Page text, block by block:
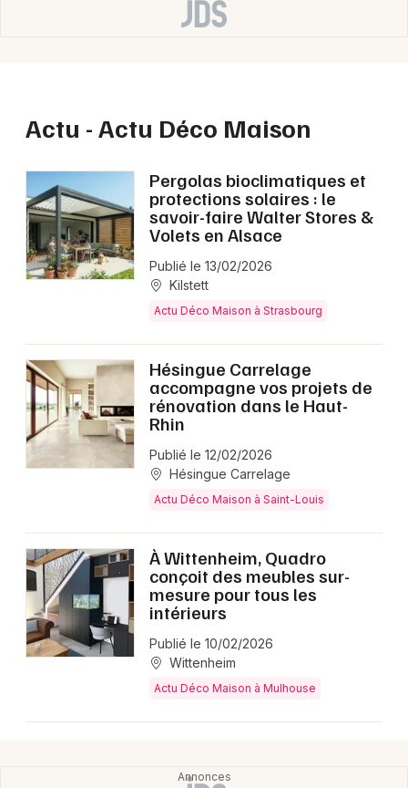
Je m'abonne
Actu - Actu Déco Maison
Pergolas bioclimatiques et
protections solaires : le
savoir-faire Walter Stores &
Volets en Alsace
Publié le 13/02/2026
Kilstett
Actu Déco Maison à Strasbourg
Hésingue Carrelage
accompagne vos projets de
rénovation dans le Haut-
Rhin
Publié le 12/02/2026
Hésingue Carrelage
Actu Déco Maison à Saint-Louis
À Wittenheim, Quadro
conçoit des meubles sur-
mesure pour tous les
intérieurs
Publié le 10/02/2026
Wittenheim
Actu Déco Maison à Mulhouse